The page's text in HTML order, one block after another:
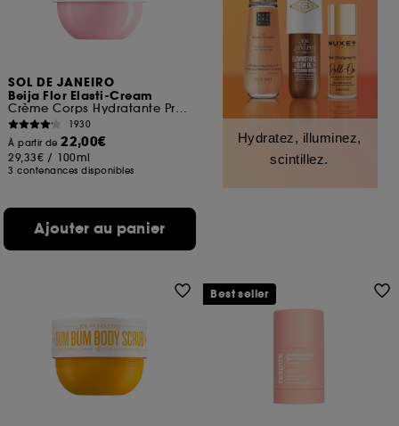
SOL DE JANEIRO
Beija Flor Elasti-Cream
Crème Corps Hydratante Pro-Élasticité
1930
À partir de22,00€
29,33€ / 100ml
3 contenances disponibles
Ajouter au panier
Hydratez, illuminez,
scintillez.
Best seller